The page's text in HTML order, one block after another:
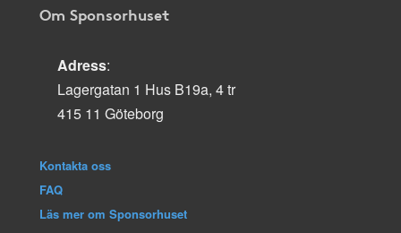
Om Sponsorhuset
Adress:
Lagergatan 1 Hus B19a, 4 tr
415 11 Göteborg
Kontakta oss
FAQ
Läs mer om Sponsorhuset